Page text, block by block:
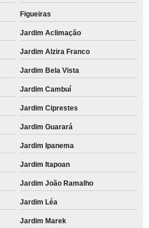
Figueiras
Jardim Aclimação
Jardim Alzira Franco
Jardim Bela Vista
Jardim Cambuí
Jardim Ciprestes
Jardim Guarará
Jardim Ipanema
Jardim Itapoan
Jardim João Ramalho
Jardim Léa
Jardim Marek